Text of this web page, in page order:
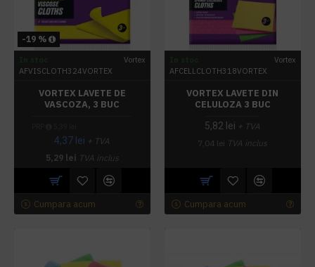
-19 %
Vortex
AFVISCLOTH324VORTEX
VORTEX LAVETE DE
VASCOZA, 3 BUC
4,37 lei + TVA
5,29 lei TVA inclus
Cumpara acum
Vortex
AFCELLCLOTH318VORTEX
VORTEX LAVETE DIN
CELULOZA 3 BUC
5,82 lei + TVA
7,04 lei TVA inclus
Cumpara acum